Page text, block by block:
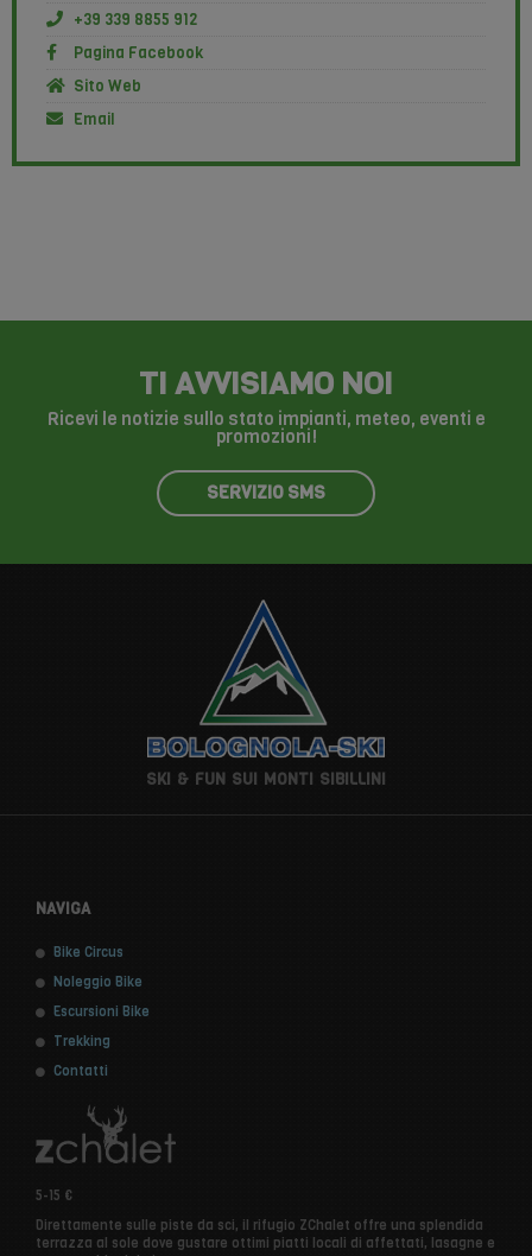
+39 339 8855 912
Pagina Facebook
Sito Web
Email
TI AVVISIAMO NOI
Ricevi le notizie sullo stato impianti, meteo, eventi e
promozioni!
SERVIZIO SMS
SKI & FUN SUI MONTI SIBILLINI
NAVIGA
Bike Circus
Noleggio Bike
Escursioni Bike
Trekking
Contatti
5-15 €
Direttamente sulle piste da sci, il rifugio ZChalet offre una splendida
terrazza al sole dove gustare ottimi piatti locali di affettati, lasagne e